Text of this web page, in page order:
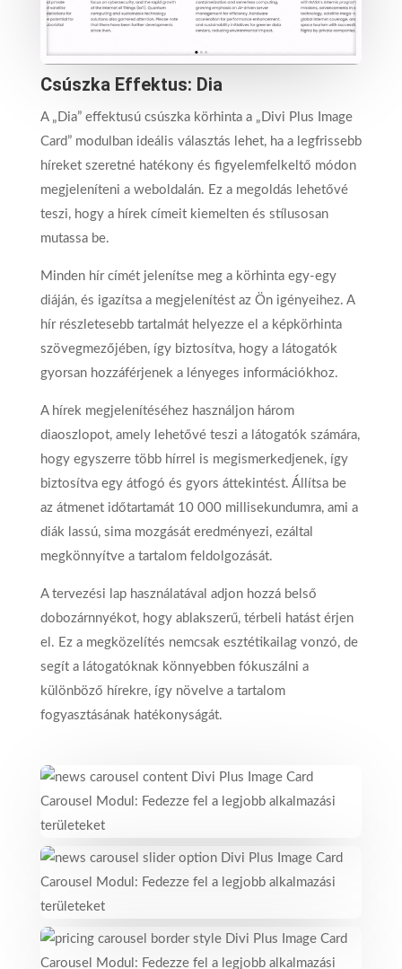
Csúszka Effektus: Dia
A „Dia” effektusú csúszka körhinta a „Divi Plus Image
Card” modulban ideális választás lehet, ha a legfrissebb
híreket szeretné hatékony és figyelemfelkeltő módon
megjeleníteni a weboldalán. Ez a megoldás lehetővé
teszi, hogy a hírek címeit kiemelten és stílusosan
mutassa be.
Minden hír címét jelenítse meg a körhinta egy-egy
diáján, és igazítsa a megjelenítést az Ön igényeihez. A
hír részletesebb tartalmát helyezze el a képkörhinta
szövegmezőjében, így biztosítva, hogy a látogatók
gyorsan hozzáférjenek a lényeges információkhoz.
A hírek megjelenítéséhez használjon három
diaoszlopot, amely lehetővé teszi a látogatók számára,
hogy egyszerre több hírrel is megismerkedjenek, így
biztosítva egy átfogó és gyors áttekintést. Állítsa be
az átmenet időtartamát 10 000 millisekundumra, ami a
diák lassú, sima mozgását eredményezi, ezáltal
megkönnyítve a tartalom feldolgozását.
A tervezési lap használatával adjon hozzá belső
dobozárnnyékot, hogy ablakszerű, térbeli hatást érjen
el. Ez a megközelítés nemcsak esztétikailag vonzó, de
segít a látogatóknak könnyebben fókuszálni a
különböző hírekre, így növelve a tartalom
fogyasztásának hatékonyságát.